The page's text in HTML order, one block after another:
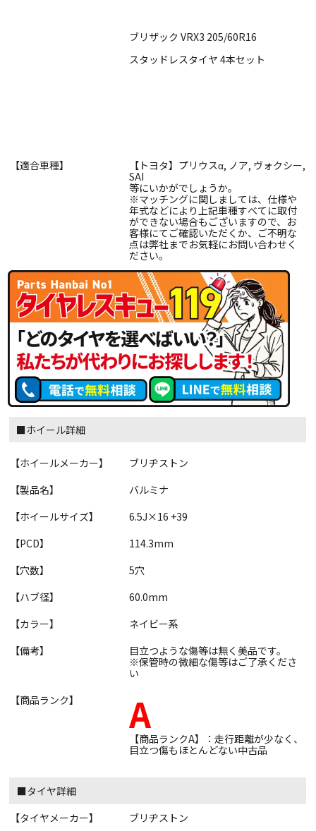
ブリザック VRX3 205/60R16
スタッドレスタイヤ 4本セット
【適合車種】
【トヨタ】プリウスα, ノア, ヴォクシー,
SAI
等にいかがでしょうか。
※マッチングに関しましては、仕様や
年式などにより上記車種すべてに取付
ができない場合もございますので、お
客様にてご確認いただくか、ご不明な
点は弊社までお気軽にお問い合わせく
ださい。
■ホイール詳細
【ホイールメーカー】
ブリヂストン
【製品名】
バルミナ
【ホイールサイズ】
6.5J×16 +39
【PCD】
114.3mm
【穴数】
5穴
【ハブ径】
60.0mm
【カラー】
ネイビー系
【備考】
目立つような傷等は無く美品です。
※保管時の微細な傷等はご了承くださ
い
【商品ランク】
A
【商品ランクA】：走行距離が少なく、
目立つ傷もほとんどない中古品
■タイヤ詳細
【タイヤメーカー】
ブリヂストン